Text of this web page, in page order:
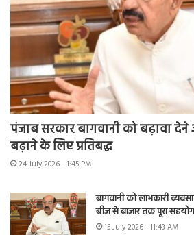
पंजाब सरकार बागवानी को बढ़ावा
बढ़ाने के लिए प्रतिबद्ध
24 July 2026 - 1:45 PM
बागवानी को लाभकारी
बीज से बाजार तक पूरा
15 July 2026 - 11:43 AM